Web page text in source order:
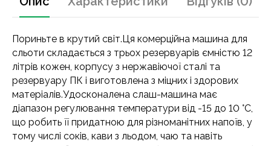
Пориньте в крутий світ.Ця комерційна машина для
сльоти складається з трьох резервуарів ємністю 12
літрів кожен, корпусу з нержавіючої сталі та
резервуару ПК і виготовлена з міцних і здорових
матеріалів.Удосконалена слаш-машина має
діапазон регулювання температури від -15 до 10 °C,
що робить її придатною для різноманітних напоїв, у
тому числі соків, кави з льодом, чаю та навіть